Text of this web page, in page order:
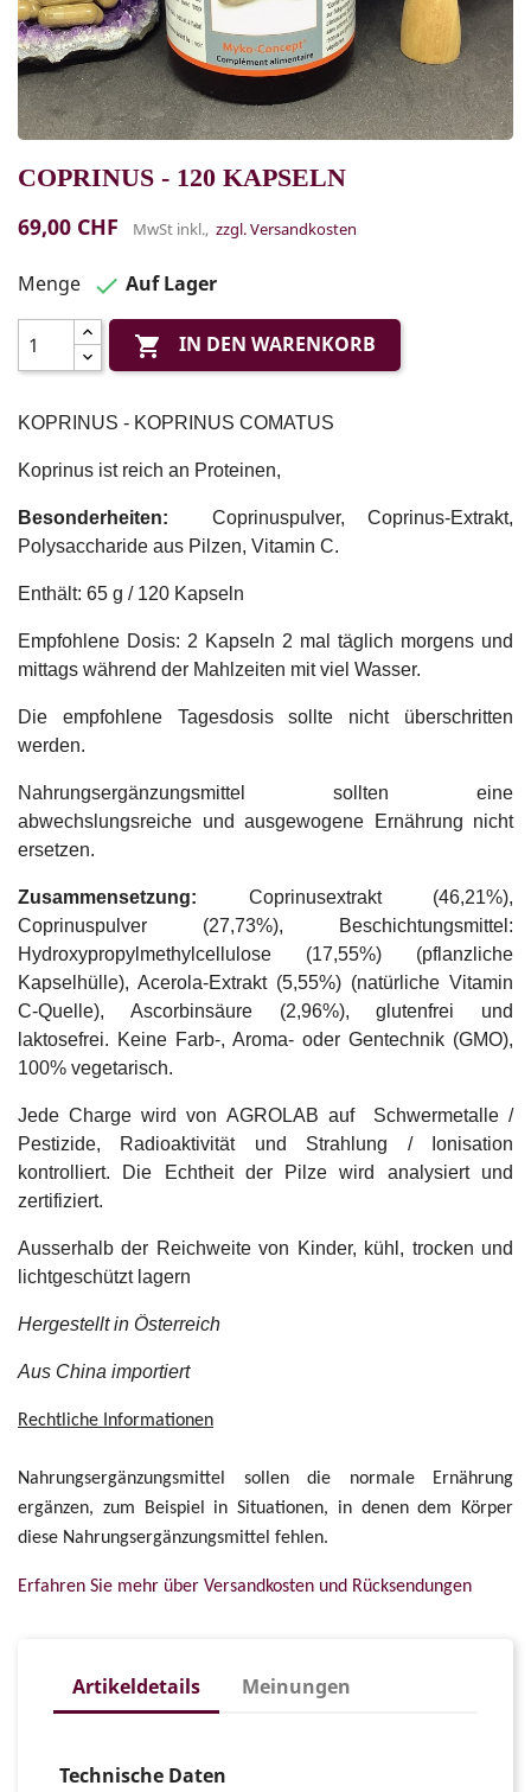
COPRINUS - 120 KAPSELN
69,00 CHF MwSt inkl., zzgl. Versandkosten
Menge  Auf Lager
 IN DEN WARENKORB
KOPRINUS - KOPRINUS COMATUS
Koprinus ist reich an Proteinen,
Besonderheiten: Coprinuspulver, Coprinus-Extrakt,
Polysaccharide aus Pilzen, Vitamin C.
Enthält: 65 g / 120 Kapseln
Empfohlene Dosis: 2 Kapseln 2 mal täglich morgens und
mittags während der Mahlzeiten mit viel Wasser.
Die empfohlene Tagesdosis sollte nicht überschritten
werden.
Nahrungsergänzungsmittel sollten eine
abwechslungsreiche und ausgewogene Ernährung nicht
ersetzen.
Zusammensetzung: Coprinusextrakt (46,21%),
Coprinuspulver (27,73%), Beschichtungsmittel:
Hydroxypropylmethylcellulose (17,55%) (pflanzliche
Kapselhülle), Acerola-Extrakt (5,55%) (natürliche Vitamin
C-Quelle), Ascorbinsäure (2,96%), glutenfrei und
laktosefrei. Keine Farb-, Aroma- oder Gentechnik (GMO),
100% vegetarisch.
Jede Charge wird von AGROLAB auf Schwermetalle /
Pestizide, Radioaktivität und Strahlung / Ionisation
kontrolliert. Die Echtheit der Pilze wird analysiert und
zertifiziert.
Ausserhalb der Reichweite von Kinder, kühl, trocken und
lichtgeschützt lagern
Hergestellt in Österreich
Aus China importiert
Rechtliche Informationen
Nahrungsergänzungsmittel sollen die normale Ernährung
ergänzen, zum Beispiel in Situationen, in denen dem Körper
diese Nahrungsergänzungsmittel fehlen.
Erfahren Sie mehr über Versandkosten und Rücksendungen
Artikeldetails Meinungen
Technische Daten